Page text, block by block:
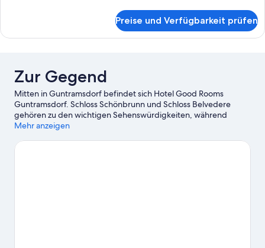
2 Schlafzimmer,
Preise und Verfügbarkeit prüfen
Zur Gegend
Mitten in Guntramsdorf befindet sich Hotel Good Rooms
Guntramsdorf. Schloss Schönbrunn und Schloss Belvedere
gehören zu den wichtigen Sehenswürdigkeiten, während
Besucher, die shoppen gehen möchten, einen Ausflug hierhin
auf ein spannendes Event? Dann schau doch mal in den
Mehr anzeigen